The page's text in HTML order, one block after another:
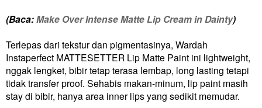
(Baca:Make Over Intense Matte Lip Cream in Dainty)
Terlepas dari tekstur dan pigmentasinya, Wardah
Instaperfect MATTESETTER Lip Matte Paint ini lightweight,
nggak lengket, bibir tetap terasa lembap, long lasting tetapi
tidak transfer proof. Sehabis makan-minum, lip paint masih
stay di bibir, hanya area inner lips yang sedikit memudar.